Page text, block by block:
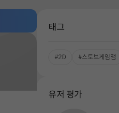
태그
#2D #스토브게임잼
유저 평가